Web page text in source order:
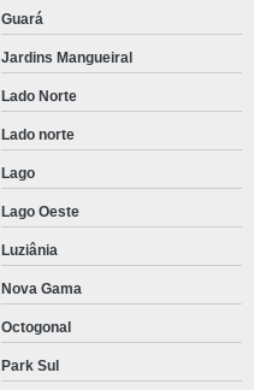
Guará
Jardins Mangueiral
Lado Norte
Lado norte
Lago
Lago Oeste
Luziânia
Nova Gama
Octogonal
Park Sul